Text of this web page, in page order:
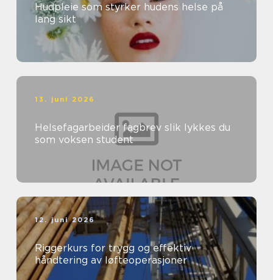
Hudpleie som styrker hudens helse på
lang sikt
13. juni 2026
Helsefagarbeider fagbrev slik lykkes du
som voksen student
12. juni 2026
Riggerkurs for trygg og effektiv
håndtering av løfteoperasjoner